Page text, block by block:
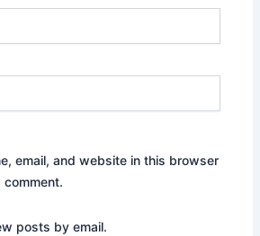
email, and website in this browser
posts by email.